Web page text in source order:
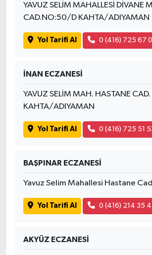
YAVUZ SELİM MAHALLESİ DİVANE
CAD.NO:50/D KAHTA/ADIYAMAN
Yol Tarifi Al 0 (416) 725 67
İNAN ECZANESİ
YAVUZ SELİM MAH. HASTANE
KAHTA/ADIYAMAN
Yol Tarifi Al 0 (416) 725 51
BAŞPINAR ECZANESİ
Yavuz Selim Mahallesi Hastane
Yol Tarifi Al 0 (416) 214 35
AKYÜZ ECZANESİ